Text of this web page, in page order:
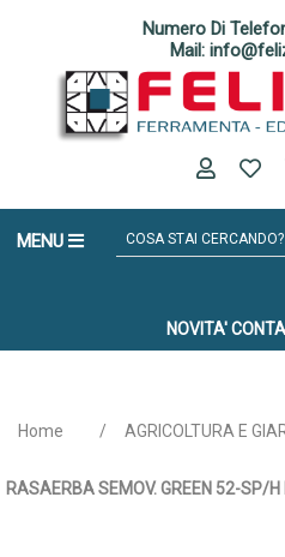
Numero Di
Mail:
MENU
NOVITA'
Home / AGRICOLTURA E
RASAERBA SEMOV. GREEN 52-SP/